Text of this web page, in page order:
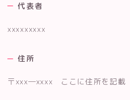
代表者
xxxxxxxxx
住所
〒xxx―xxxx ここに住所を記載